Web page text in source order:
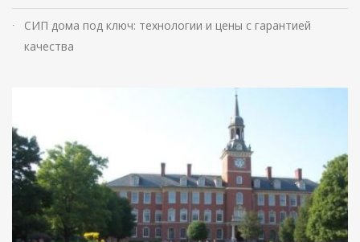
СИП дома под ключ: технологии и цены с гарантией
качества